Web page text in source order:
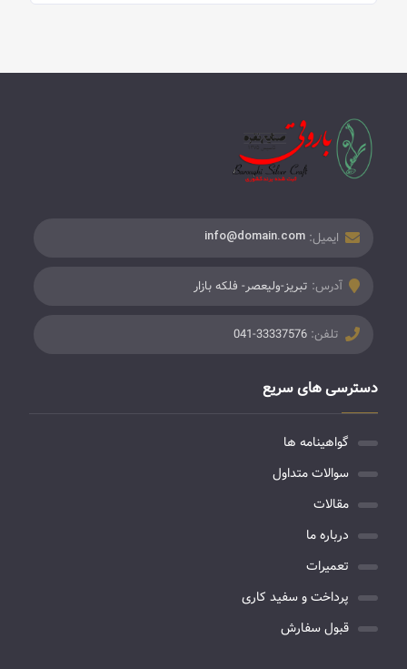
ایمیل: info@domain.com
آدرس: تبریز-ولیعصر- فلکه بازار
تلفن: 041-33337576
دسترسی های سریع
گواهینامه ها
سوالات متداول
مقالات
درباره ما
تعمیرات
پرداخت و سفید کاری
قبول سفارش